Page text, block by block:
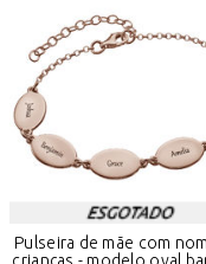
Pulseira de mãe com